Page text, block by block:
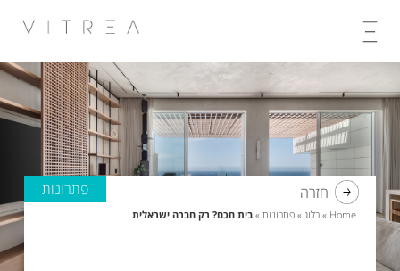
חזרה
Home
»בלוג »פתרונות »בית חכם? רק חברה ישראלית
פתרונות